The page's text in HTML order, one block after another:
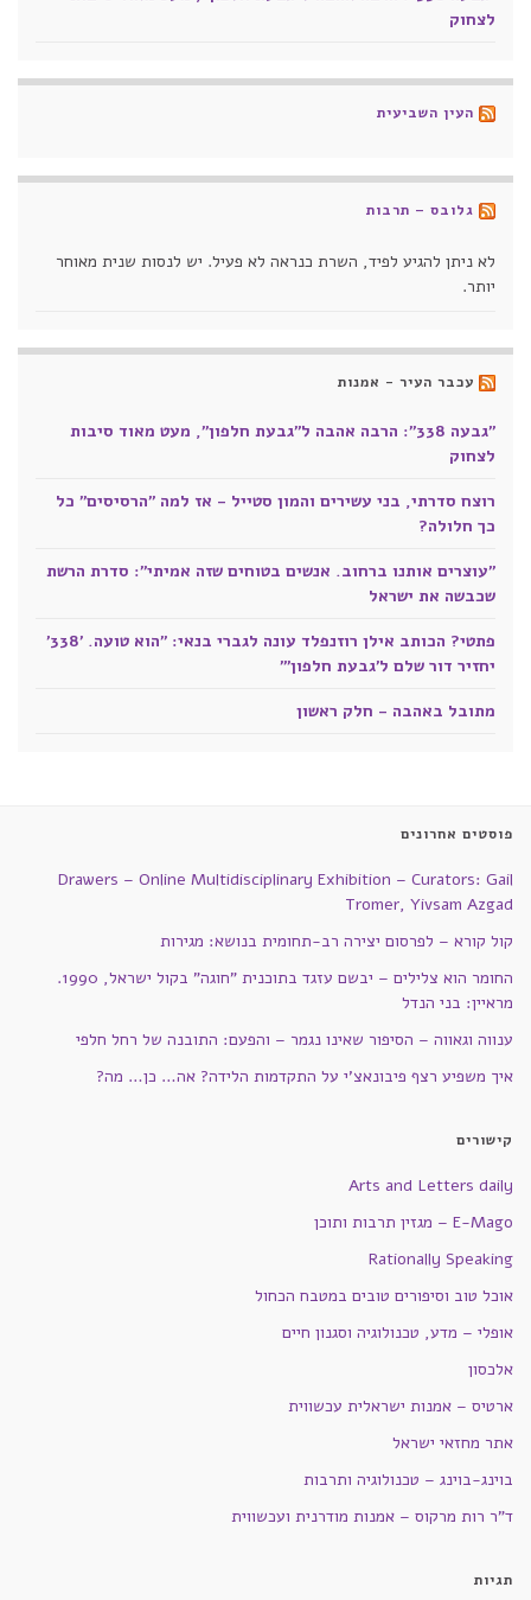
לצחוק
העין השביעית
גלובס – תרבות
לא ניתן להגיע לפיד, השרת כנראה לא פעיל. יש לנסות שנית מאוחר
יותר.
עכבר העיר - אמנות
"גבעה 338": הרבה אהבה ל"גבעת חלפון", מעט מאוד סיבות
לצחוק
רוצח סדרתי, בני עשירים והמון סטייל - אז למה "הרסיסים" כל
כך חלולה?
"עוצרים אותנו ברחוב. אנשים בטוחים שזה אמיתי": סדרת הרשת
שכבשה את ישראל
פתטי? הכותב אילן רוזנפלד עונה לגברי בנאי: "הוא טועה. '338'
יחזיר דור שלם ל'גבעת חלפון'"
מתובל באהבה - חלק ראשון
פוסטים אחרונים
Drawers – Online Multidisciplinary Exhibition – Curators: Gail
Tromer, Yivsam Azgad
קול קורא – לפרסום יצירה רב-תחומית בנושא: מגירות
החומר הוא צלילים – יבשם עזגד בתוכנית "חוגה" בקול ישראל, 1990.
מראיין: בני הנדל
ענווה וגאווה – הסיפור שאינו נגמר – והפעם: התובנה של רחל חלפי
איך משפיע רצף פיבונאצ'י על התקדמות הלידה? אה… כן… מה?
קישורים
Arts and Letters daily
E-Mago – מגזין תרבות ותוכן
Rationally Speaking
אוכל טוב וסיפורים טובים במטבח הכחול
אופלי – מדע, טכנולוגיה וסגנון חיים
אלכסון
ארטיס – אמנות ישראלית עכשווית
אתר מחזאי ישראל
בוינג-בוינג – טכנולוגיה ותרבות
ד"ר רות מרקוס – אמנות מודרנית ועכשווית
תגיות